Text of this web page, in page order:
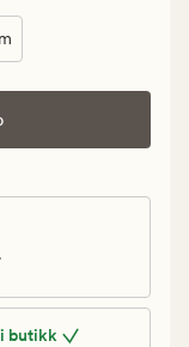
butikk